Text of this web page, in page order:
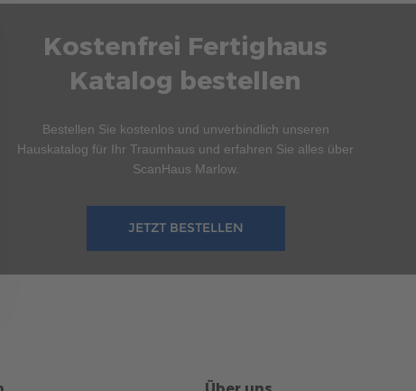
Kostenfrei Fertighaus
Katalog bestellen
Bestellen Sie kostenlos und unverbindlich unseren
Hauskatalog für Ihr Traumhaus und erfahren Sie alles über
ScanHaus Marlow.
JETZT BESTELLEN